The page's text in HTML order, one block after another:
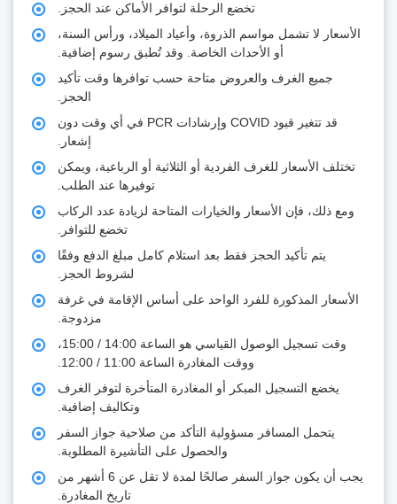
تخضع الرحلة لتوافر الأماكن عند الحجز.
الأسعار لا تشمل مواسم الذروة، وأعياد الميلاد، ورأس السنة،
أو الأحداث الخاصة. وقد تُطبق رسوم إضافية.
جميع الغرف والعروض متاحة حسب توافرها وقت تأكيد
الحجز.
قد تتغير قيود COVID وإرشادات PCR في أي وقت دون
إشعار.
تختلف الأسعار للغرف الفردية أو الثلاثية أو الرباعية، ويمكن
توفيرها عند الطلب.
ومع ذلك، فإن الأسعار والخيارات المتاحة لزيادة عدد الركاب
تخضع للتوافر.
يتم تأكيد الحجز فقط بعد استلام كامل مبلغ الدفع وفقًا
لشروط الحجز.
الأسعار المذكورة للفرد الواحد على أساس الإقامة في غرفة
مزدوجة.
وقت تسجيل الوصول القياسي هو الساعة 14:00 / 15:00،
ووقت المغادرة الساعة 11:00 / 12:00.
يخضع التسجيل المبكر أو المغادرة المتأخرة لتوفر الغرف
وتكاليف إضافية.
يتحمل المسافر مسؤولية التأكد من صلاحية جواز السفر
والحصول على التأشيرة المطلوبة.
يجب أن يكون جواز السفر صالحًا لمدة لا تقل عن 6 أشهر من
تاريخ المغادرة.